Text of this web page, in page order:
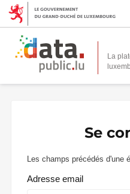
La
Se
Les champs précédés d'une
Adresse email